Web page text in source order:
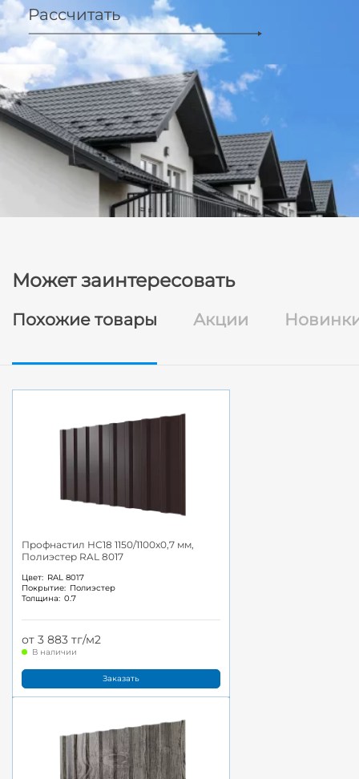
Рассчитать
Может заинтересовать
Похожие товары Акции
Профнастил НС18 1150/1100x0,7 мм,
Полиэстер RAL 8017
Цвет: RAL 8017
Покрытие: Полиэстер
Толщина: 0.7
от 3 883 тг/м2
В наличии
Заказать